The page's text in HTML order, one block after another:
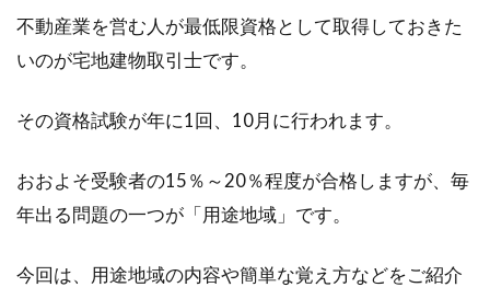
不動産業を営む人が最低限資格として取得しておきた
いのが宅地建物取引士です。
その資格試験が年に1回、10月に行われます。
おおよそ受験者の15％～20％程度が合格しますが、毎
年出る問題の一つが「用途地域」です。
今回は、用途地域の内容や簡単な覚え方などをご紹介